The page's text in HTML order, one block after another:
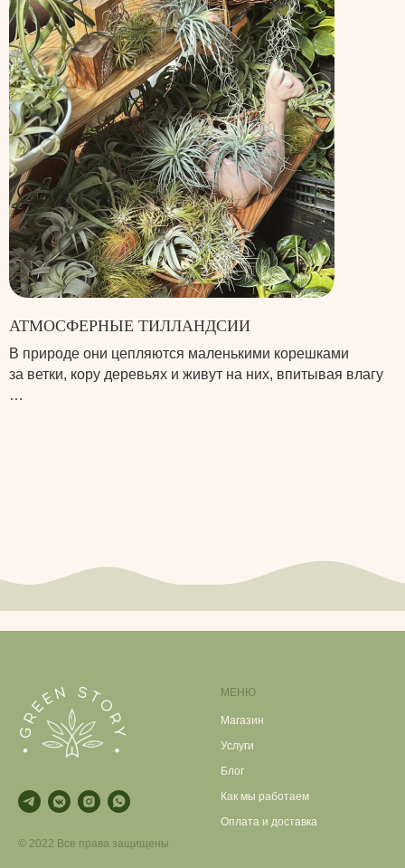
АТМОСФЕРНЫЕ ТИЛЛАНДСИИ
В природе они цепляются маленькими корешками
за ветки, кору деревьях и живут на них, впитывая влагу
…
© 2022 Все права защищены
МЕНЮ
Магазин
Услуги
Блог
Как мы работаем
Оплата и доставка